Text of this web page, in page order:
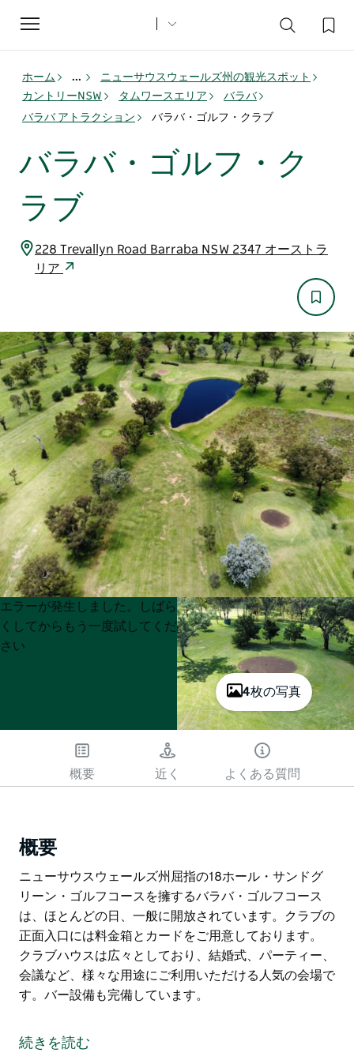
Toggle
navigation
ホーム ...
ニューサウスウェールズ州の観光スポット
カントリーNSW
タムワースエリア
バラバ
バラバ アトラクション
バラバ・ゴルフ・クラブ
バラバ・ゴルフ・ク
ラブ
228 Trevallyn Road Barraba NSW 2347 オーストラ
リア
4枚の写真
Product
List
Product
List
エラーが発生しました。しばら
くしてからもう一度試してくだ
さい
概要 近く よくある質問
概要
ニューサウスウェールズ州屈指の18ホール・サンドグ
リーン・ゴルフコースを擁するバラバ・ゴルフコース
は、ほとんどの日、一般に開放されています。クラブの
正面入口には料金箱とカードをご用意しております。
クラブハウスは広々としており、結婚式、パーティー、
会議など、様々な用途にご利用いただける人気の会場で
す。バー設備も完備しています。
リーン・ゴルフコースを擁するバラバ・ゴルフコース
は、ほとんどの日、一般に開放されています。クラブの
続きを読む